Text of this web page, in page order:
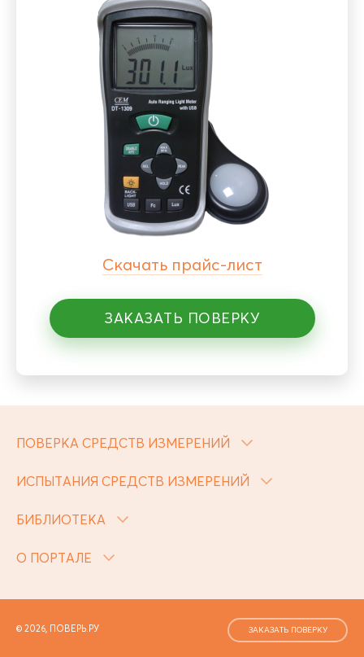
Скачать прайс-лист
ЗАКАЗАТЬ ПОВЕРКУ
ПОВЕРКА СРЕДСТВ ИЗМЕРЕНИЙ
ИСПЫТАНИЯ СРЕДСТВ ИЗМЕРЕНИЙ
БИБЛИОТЕКА
О ПОРТАЛЕ
© 2026, ПОВЕРЬ.РУ ЗАКАЗАТЬ ПОВЕРКУ